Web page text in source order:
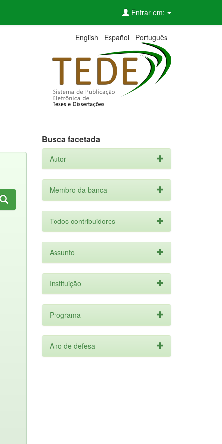
Entrar em:
English Español Português
Busca facetada
Autor
Membro da banca
Todos contribuidores
Assunto
Instituição
Programa
Ano de defesa